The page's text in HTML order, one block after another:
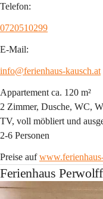
Telefon:
0720510299
E-Mail:
info@ferienhaus-kausch.at
Appartement ca. 120 m²
2 Zimmer, Dusche, WC,
TV, voll möbliert und
2-6 Personen
Preise auf
Ferienhaus Perwolff